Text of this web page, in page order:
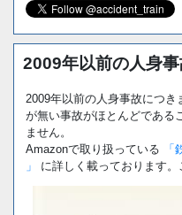
2009年以前の人身
2009年以前の人身事故につ
が無い事故がほとんどである
ません。
Amazonで取り扱っている
」
に詳しく載っております。